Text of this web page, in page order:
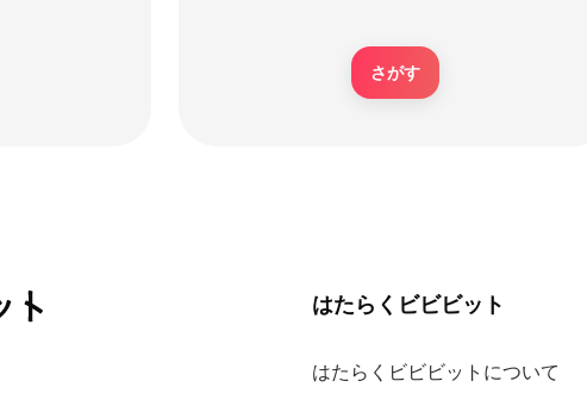
さがす
はたらくビビビット
はたらくビビビットについて